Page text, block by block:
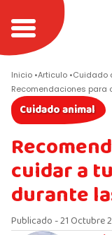
Inicio Articulo Cuidado
Recomendaciones para
Cuidado animal
cuidar a
durante
Publicado - 21 Octubre